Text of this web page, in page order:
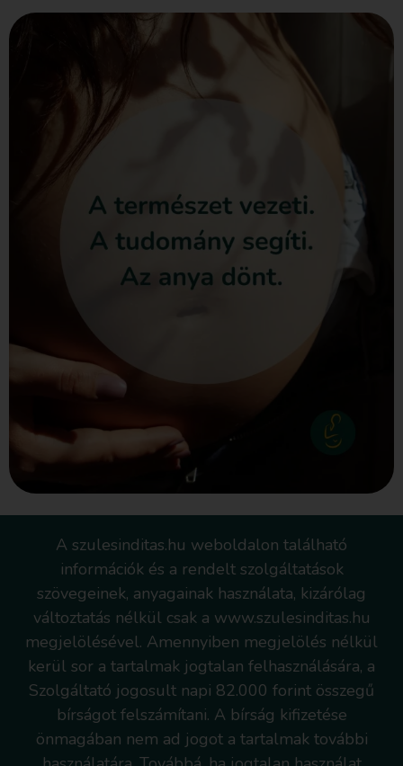
A szulesinditas.hu weboldalon található
információk és a rendelt szolgáltatások
szövegeinek, anyagainak használata, kizárólag
változtatás nélkül csak a www.szulesinditas.hu
megjelölésével. Amennyiben megjelölés nélkül
kerül sor a tartalmak jogtalan felhasználására, a
Szolgáltató jogosult napi 82.000 forint összegű
bírságot felszámítani. A bírság kifizetése
önmagában nem ad jogot a tartalmak további